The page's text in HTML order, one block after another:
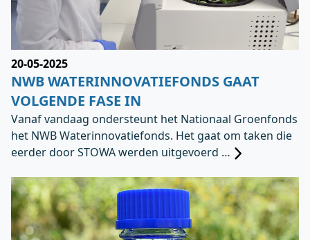
20-05-2025
NWB WATERINNOVATIEFONDS GAAT
VOLGENDE FASE IN
Vanaf vandaag ondersteunt het Nationaal Groenfonds
het NWB Waterinnovatiefonds. Het gaat om taken die
eerder door STOWA werden uitgevoerd …